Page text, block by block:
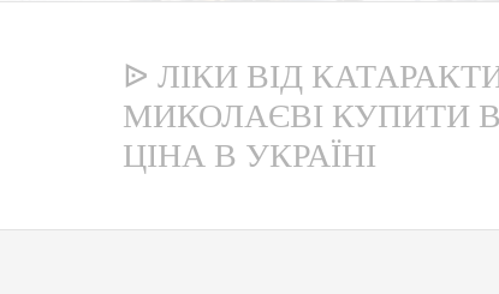
ᐉ ЛІКИ ВІД
МИКОЛАЄВІ КУПИТИ
ЦІНА В УКРАЇНІ